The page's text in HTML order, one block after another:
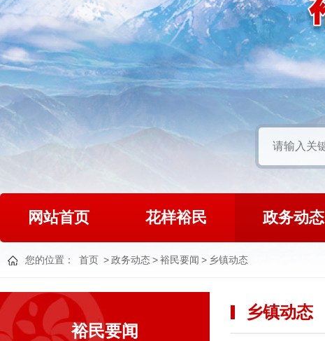
网站首页 花样裕民 政务动态
您的位置： 首页 >政务动态>裕民要闻 > 乡镇动态
裕民要闻
乡镇动态